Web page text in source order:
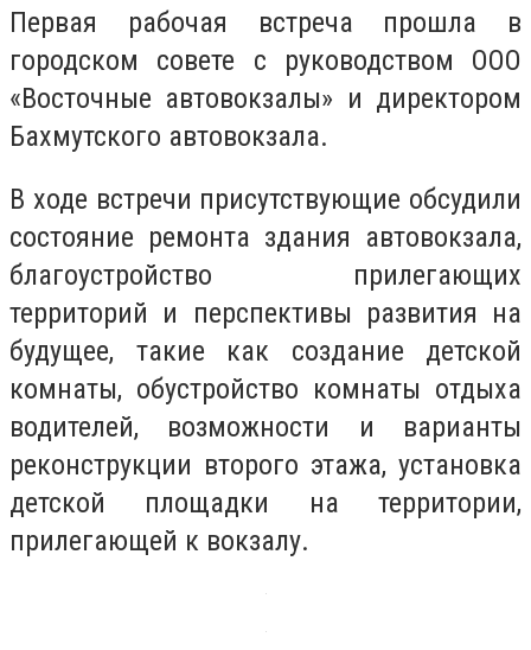
Первая рабочая встреча прошла в
городском совете с руководством ООО
«Восточные автовокзалы» и директором
Бахмутского автовокзала.
В ходе встречи присутствующие обсудили
состояние ремонта здания автовокзала,
благоустройство прилегающих
территорий и перспективы развития на
будущее, такие как создание детской
комнаты, обустройство комнаты отдыха
водителей, возможности и варианты
реконструкции второго этажа, установка
детской площадки на территории,
прилегающей к вокзалу.